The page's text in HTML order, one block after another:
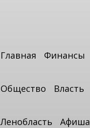
Главная Финансы
Общество Власть
Ленобласть Афиша